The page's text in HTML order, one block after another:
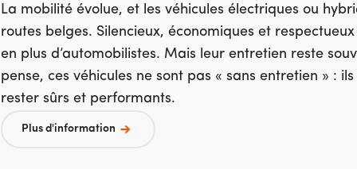
La mobilité évolue, et les véhicules électriques ou
routes belges. Silencieux, économiques et
en plus d’automobilistes. Mais leur entretien reste
pense, ces véhicules ne sont pas « sans entretien » :
rester sûrs et performants.
Plus d'information